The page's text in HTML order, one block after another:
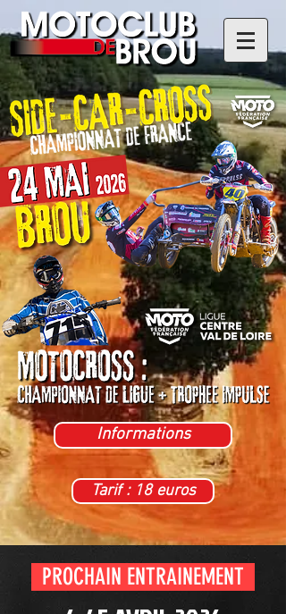
Informations
Tarif : 18 euros
PROCHAIN ENTRAINEMENT